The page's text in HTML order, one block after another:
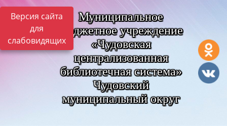
Версия сайта
для
слабовидящих
Муниципальное
бюджетное учреждение
«Чудовская
централизованная
библиотечная система»
Чудовский
муниципальный округ